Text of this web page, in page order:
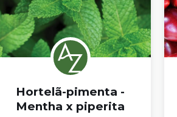
Hortelã-pimenta -
Mentha x piperita